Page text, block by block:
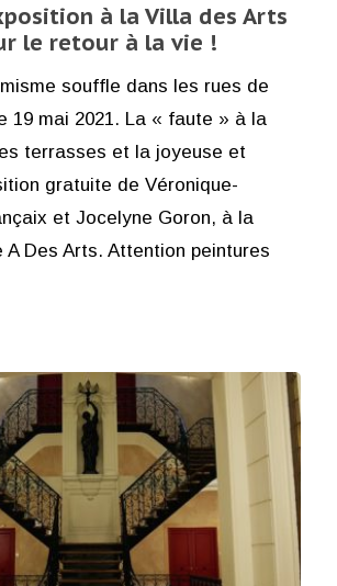
à la Villa des Arts
le retour à la vie !
souffle dans les rues de
19 mai 2021. La « faute » à la
terrasses et la joyeuse et
gratuite de Véronique-
et Jocelyne Goron, à la
A Des Arts. Attention peintures